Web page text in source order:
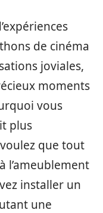
de cinéma
joviales,
moments
vous
plus
que tout
l’ameublement
installer un
une